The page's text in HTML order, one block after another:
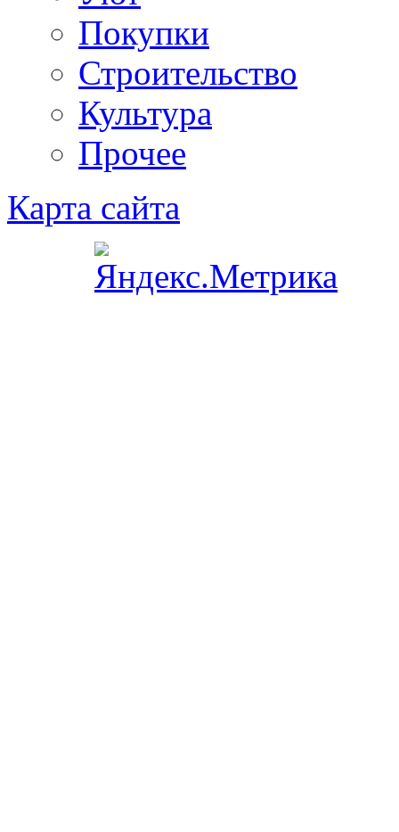
Покупки
Строительство
Культура
Прочее
Карта сайта